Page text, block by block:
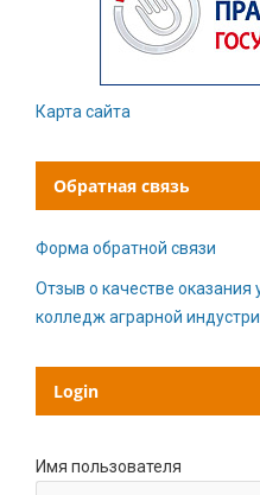
Карта сайта
Обратная связь
Форма обратной связи
Отзыв о качестве оказания
колледж аграрной
Login
Имя пользователя